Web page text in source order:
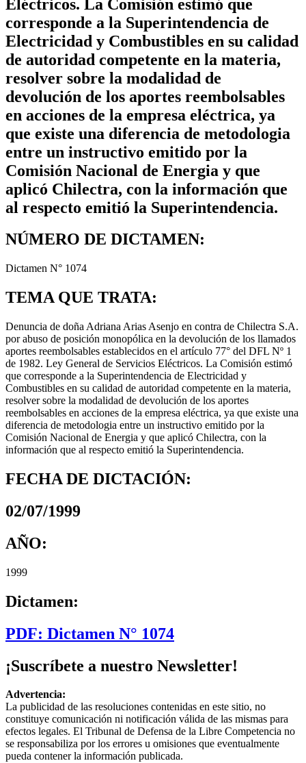
Eléctricos. La Comisión estimó que
corresponde a la Superintendencia de
Electricidad y Combustibles en su calidad
de autoridad competente en la materia,
resolver sobre la modalidad de
devolución de los aportes reembolsables
en acciones de la empresa eléctrica, ya
que existe una diferencia de metodologia
entre un instructivo emitido por la
Comisión Nacional de Energia y que
aplicó Chilectra, con la información que
al respecto emitió la Superintendencia.
NÚMERO DE DICTAMEN:
Dictamen N° 1074
TEMA QUE TRATA:
Denuncia de doña Adriana Arias Asenjo en contra de Chilectra S.A.
por abuso de posición monopólica en la devolución de los llamados
aportes reembolsables establecidos en el artículo 77° del DFL Nº 1
de 1982. Ley General de Servicios Eléctricos. La Comisión estimó
que corresponde a la Superintendencia de Electricidad y
Combustibles en su calidad de autoridad competente en la materia,
resolver sobre la modalidad de devolución de los aportes
reembolsables en acciones de la empresa eléctrica, ya que existe una
diferencia de metodologia entre un instructivo emitido por la
Comisión Nacional de Energia y que aplicó Chilectra, con la
información que al respecto emitió la Superintendencia.
FECHA DE DICTACIÓN:
02/07/1999
AÑO:
1999
Dictamen:
PDF: Dictamen N° 1074
¡Suscríbete a nuestro Newsletter!
Advertencia:
La publicidad de las resoluciones contenidas en este sitio, no
constituye comunicación ni notificación válida de las mismas para
efectos legales. El Tribunal de Defensa de la Libre Competencia no
se responsabiliza por los errores u omisiones que eventualmente
pueda contener la información publicada.